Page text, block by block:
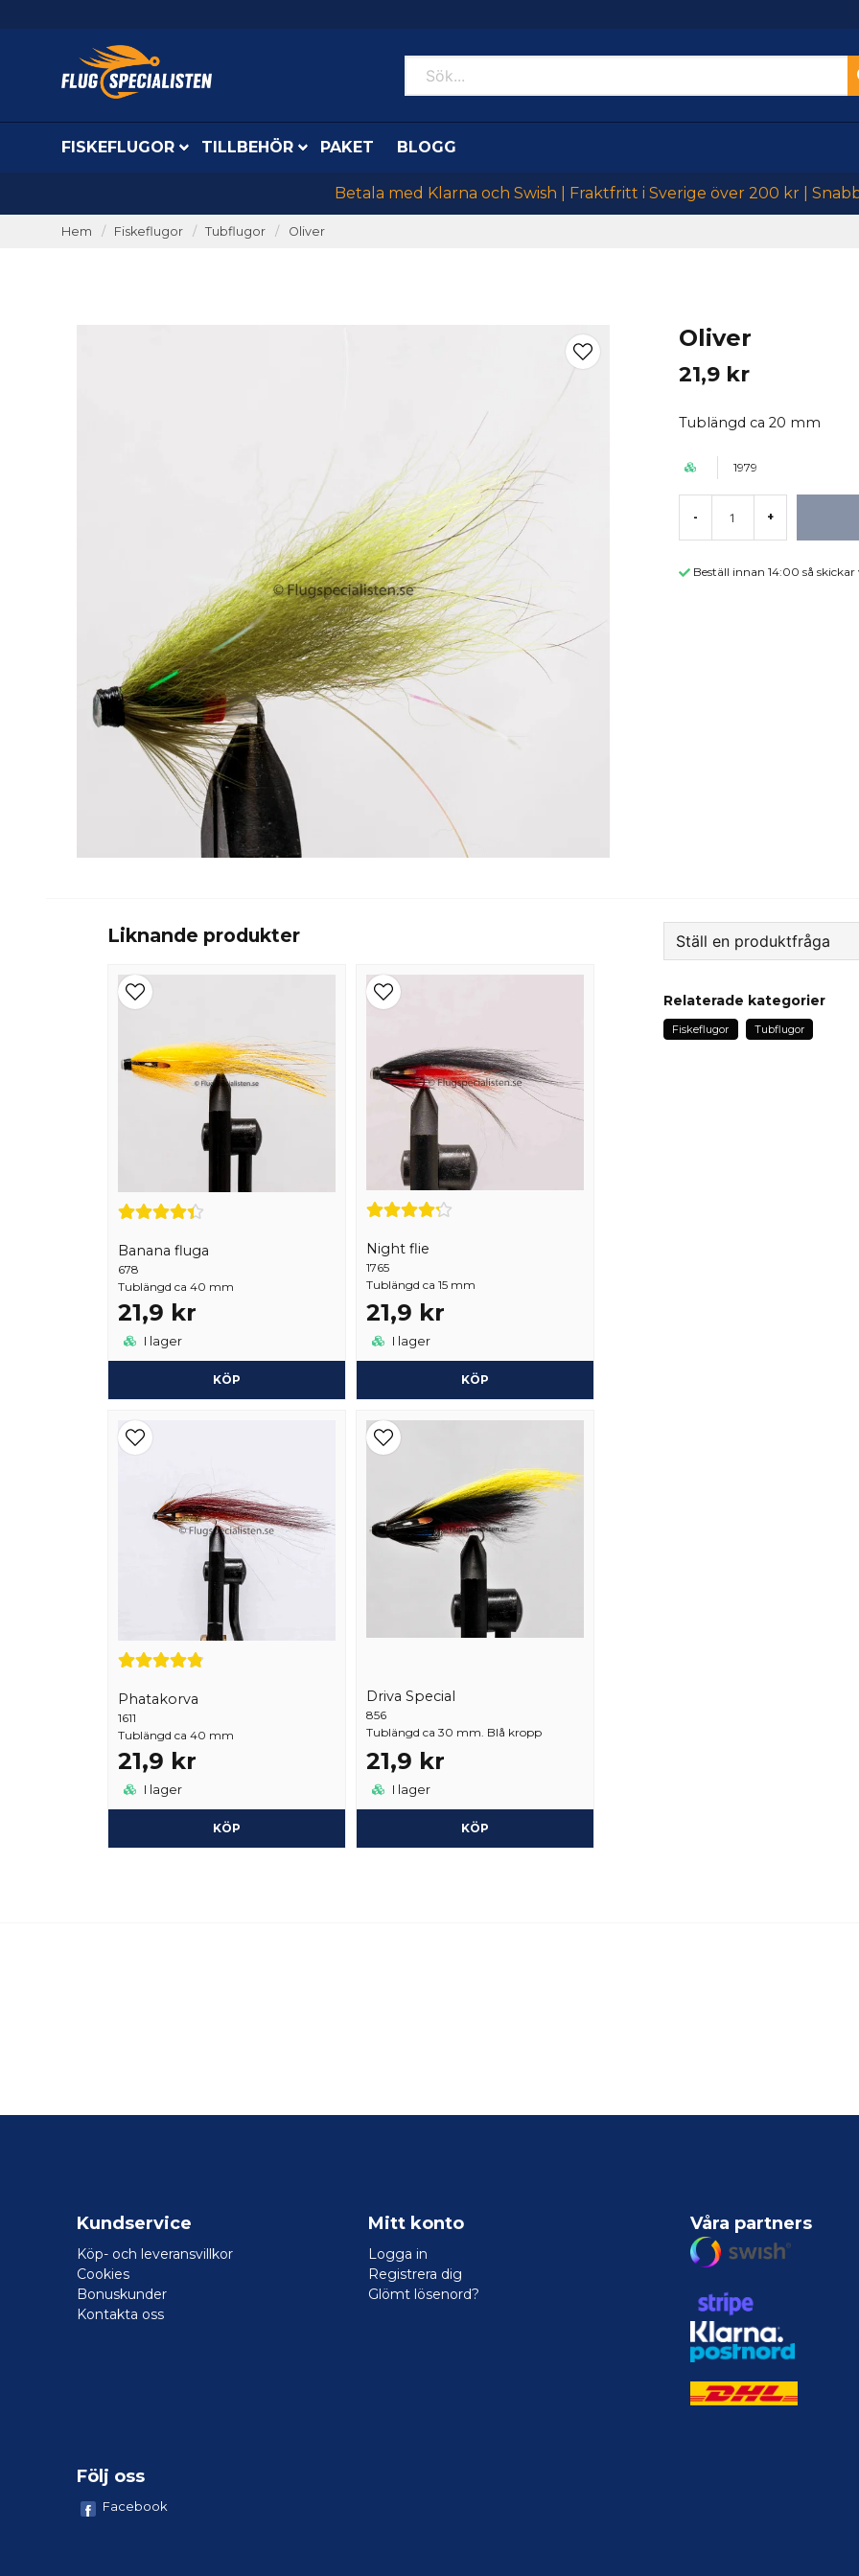
FISKEFLUGOR TILLBEHÖR PAKET BLOGG
Betala med Klarna och Swish | Fraktfritt i Sverige över 200 kr |
Hem Fiskeflugor Tubflugor Oliver
Oliver
21,9 kr
Tublängd ca 20 mm
1979
- +
Beställ innan 14:00 så
Liknande produkter
Banana fluga
678
Tublängd ca 40 mm
21,9 kr
I lager
KÖP
Night flie
1765
Tublängd ca 15 mm
21,9 kr
I lager
KÖP
Phatakorva
1611
Tublängd ca 40 mm
21,9 kr
I lager
KÖP
Driva Special
856
Tublängd ca 30 mm. Blå kropp
21,9 kr
I lager
KÖP
Ställ en produktfråga
Fråga oss något om
Relaterade kategorier
Fiskeflugor Tubflugor
Kundservice
Köp- och leveransvillkor
Cookies
Bonuskunder
Kontakta oss
Mitt konto
Logga in
Registrera dig
Glömt lösenord?
Våra partners
Följ oss
Facebook